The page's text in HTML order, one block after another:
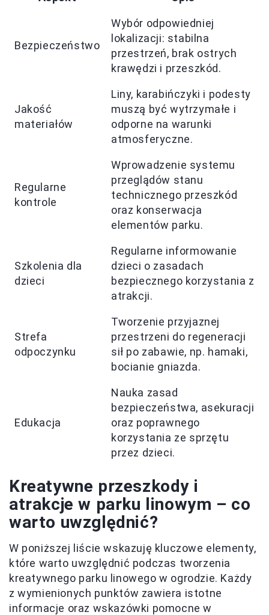
Bezpieczeństwo
Wybór odpowiedniej
lokalizacji: stabilna
przestrzeń, brak ostrych
krawędzi i przeszkód.
Jakość
materiałów
Liny, karabińczyki i podesty
muszą być wytrzymałe i
odporne na warunki
atmosferyczne.
Regularne
kontrole
Wprowadzenie systemu
przeglądów stanu
technicznego przeszkód
oraz konserwacja
elementów parku.
Szkolenia dla
dzieci
Regularne informowanie
dzieci o zasadach
bezpiecznego korzystania z
atrakcji.
Strefa
odpoczynku
Tworzenie przyjaznej
przestrzeni do regeneracji
sił po zabawie, np. hamaki,
bocianie gniazda.
Edukacja
Nauka zasad
bezpieczeństwa, asekuracji
oraz poprawnego
korzystania ze sprzętu
przez dzieci.
Kreatywne przeszkody i
atrakcje w parku linowym – co
warto uwzględnić?
W poniższej liście wskazuję kluczowe elementy,
które warto uwzględnić podczas tworzenia
kreatywnego parku linowego w ogrodzie. Każdy
z wymienionych punktów zawiera istotne
informacje oraz wskazówki pomocne w